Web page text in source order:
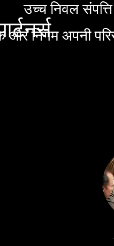
उच्च निवल
और निगम अपनी